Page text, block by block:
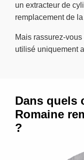
un extracteur de
remplacement de
Mais rassurez-
utilisé uniquement
Dans quels
Romaine
?